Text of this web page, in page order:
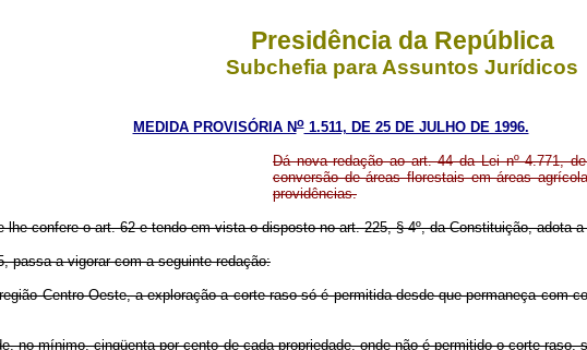
Presidência da República
Subchefia para Assuntos Jurídicos
MEDIDA PROVISÓRIA No1.511, DE 25 DE JULHO DE 1996.
Dá nova redação ao art. 44 da Lei nº 4.771,
conversão de áreas florestais em áreas
providências.
lhe confere o art. 62 e tendo em vista o disposto no art. 225, § 4º, da Constituição, adota
a vigorar com a seguinte redação:
Centro-Oeste, a exploração a corte raso só é permitida desde que permaneça com
mínimo, cinqüenta por cento de cada propriedade, onde não é permitido o corte raso,